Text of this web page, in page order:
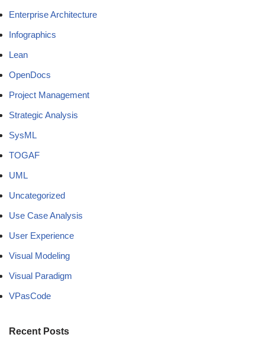
Enterprise Architecture
Infographics
Lean
OpenDocs
Project Management
Strategic Analysis
SysML
TOGAF
UML
Uncategorized
Use Case Analysis
User Experience
Visual Modeling
Visual Paradigm
VPasCode
Recent Posts